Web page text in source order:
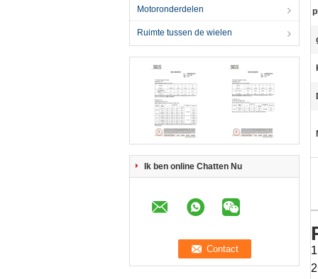
Motoronderdelen
Ruimte tussen de wielen
Ik ben online Chatten Nu